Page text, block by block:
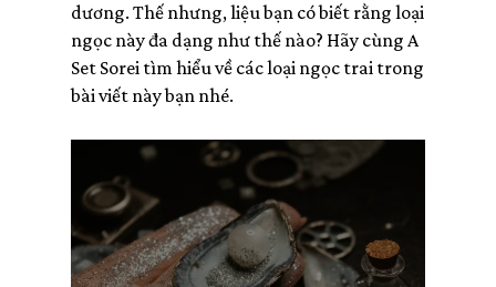
dương. Thế nhưng, liệu bạn có biết rằng loại
ngọc này đa dạng như thế nào? Hãy cùng A
Set Sorei tìm hiểu về các loại ngọc trai trong
bài viết này bạn nhé.